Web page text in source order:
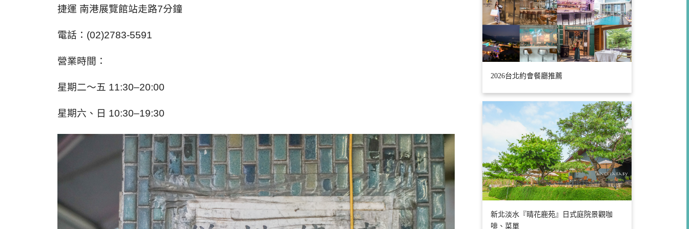
捷運 南港展覽館站走路7分鐘
電話：(02)2783-5591
營業時間：
星期二～五 11:30–20:00
星期六、日 10:30–19:30
2026台北約會餐廳推薦
新北淡水『晴花鹿苑』日式庭院景觀咖
啡、菜單